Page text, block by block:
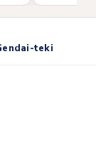
teki